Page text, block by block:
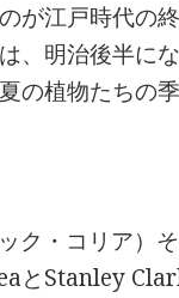
が江戸時代の
、明治後半に
の植物たちの
ク・コリア）
とStanley